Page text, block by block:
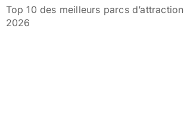
Top 10 des meilleurs parcs
2026